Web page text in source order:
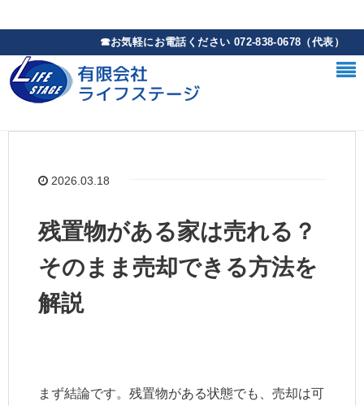
2026.03.18
残置物がある家は売れる？
そのまま売却できる方法を
解説
まず結論です。残置物がある状態でも、売却は可